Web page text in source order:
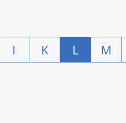
I K L M